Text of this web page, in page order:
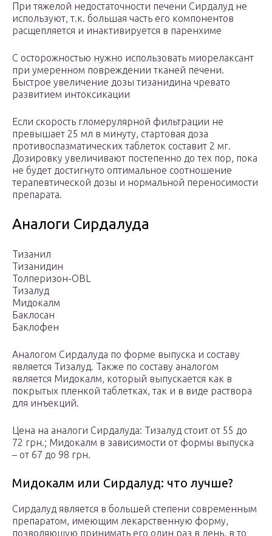
При тяжелой недостаточности печени Сирдалуд не
используют, т.к. большая часть его компонентов
расщепляется и инактивируется в паренхиме
С осторожностью нужно использовать миорелаксант
при умеренном повреждении тканей печени.
Быстрое увеличение дозы тизанидина чревато
развитием интоксикации
Если скорость гломерулярной фильтрации не
превышает 25 мл в минуту, стартовая доза
противоспазматических таблеток составит 2 мг.
Дозировку увеличивают постепенно до тех пор, пока
не будет достигнуто оптимальное соотношение
терапевтической дозы и нормальной переносимости
препарата.
Аналоги Сирдалуда
Тизанил
Тизанидин
Толперизон-OBL
Тизалуд
Мидокалм
Баклосан
Баклофен
Аналогом Сирдалуда по форме выпуска и составу
является Тизалуд. Также по составу аналогом
является Мидокалм, который выпускается как в
покрытых пленкой таблетках, так и в виде раствора
для инъекций.
Цена на аналоги Сирдалуда: Тизалуд стоит от 55 до
72 грн.; Мидокалм в зависимости от формы выпуска
– от 67 до 98 грн.
Мидокалм или Сирдалуд: что лучше?
Сирдалуд является в большей степени современным
препаратом, имеющим лекарственную форму,
позволяющую принимать его один раз в день, в то